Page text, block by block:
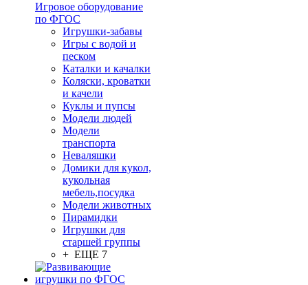
Игровое оборудование
по ФГОС
Игрушки-забавы
Игры с водой и
песком
Каталки и качалки
Коляски, кроватки
и качели
Куклы и пупсы
Модели людей
Модели
транспорта
Неваляшки
Домики для кукол,
кукольная
мебель,посудка
Модели животных
Пирамидки
Игрушки для
старшей группы
+ ЕЩЕ 7